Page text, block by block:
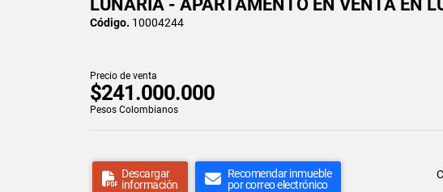
LUNARIA - APARTAMENTO EN VENTA EN
Código. 10004244
Precio de venta
$241.000.000
Pesos Colombianos
Descargar
información
Recomendar inmueble
por correo electrónico